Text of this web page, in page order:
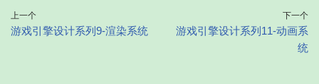
上一个
游戏引擎设计系列9-渲染系统
下一个
游戏引擎设计系列11-动画系
统